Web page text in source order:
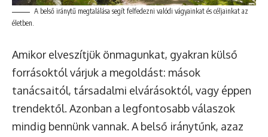
A belső iránytű megtalálása segít felfedezni valódi vágyainkat és céljainkat az
életben.
Amikor elveszítjük önmagunkat, gyakran külső
forrásoktól várjuk a megoldást: mások
tanácsaitól, társadalmi elvárásoktól, vagy éppen
trendektől. Azonban a legfontosabb válaszok
mindig bennünk vannak. A belső iránytűnk, azaz